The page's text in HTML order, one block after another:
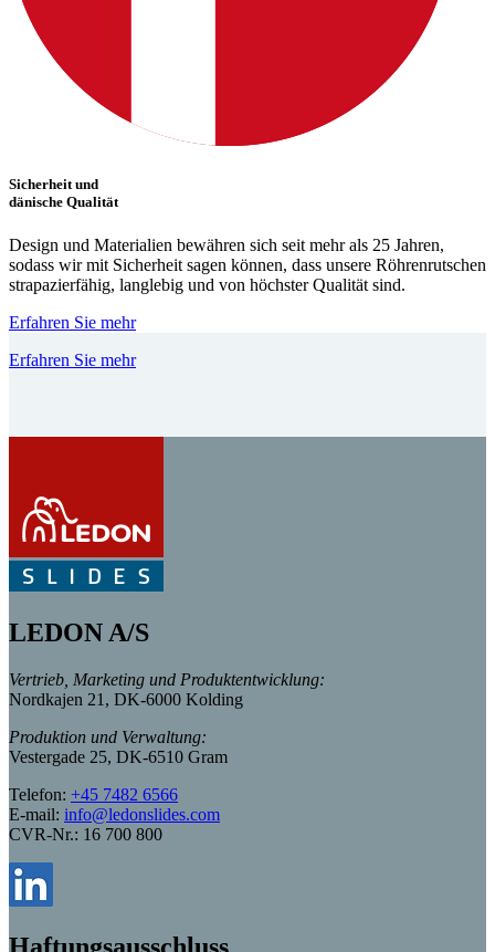
Sicherheit und
dänische Qualität
Design und Materialien bewähren sich seit mehr als 25 Jahren,
sodass wir mit Sicherheit sagen können, dass unsere Röhrenrutschen
strapazierfähig, langlebig und von höchster Qualität sind.
Erfahren Sie mehr
Erfahren Sie mehr
LEDON A/S
Vertrieb, Marketing und Produktentwicklung:
Nordkajen 21, DK-6000 Kolding
Produktion und Verwaltung:
Vestergade 25, DK-6510 Gram
Telefon: +45 7482 6566
E-mail: info@ledonslides.com
CVR-Nr.: 16 700 800